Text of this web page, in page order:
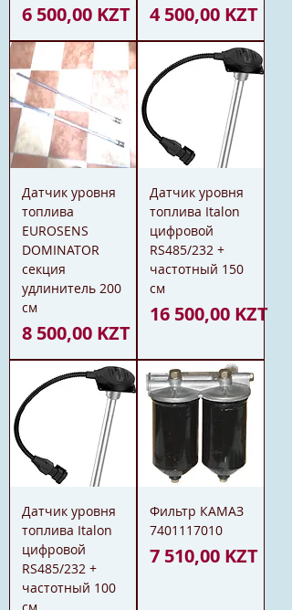
Цена
6 500,00 KZT Цена
4 500,00 KZT
Датчик уровня
топлива
EUROSENS
DOMINATOR
секция
удлинитель 200
см
Цена
8 500,00 KZT
Датчик уровня
топлива Italon
цифровой
RS485/232 +
частотный 150
см
Цена
16 500,00 KZT
Датчик уровня
топлива Italon
цифровой
RS485/232 +
частотный 100
Фильтр КАМАЗ
7401117010
Цена
7 510,00 KZT